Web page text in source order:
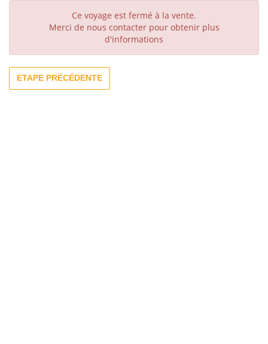
Ce voyage est fermé à la vente.
Merci de nous contacter pour obtenir plus
d'informations
ETAPE PRÉCÉDENTE